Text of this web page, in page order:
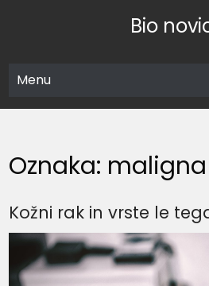
Bio
Menu
Oznaka:
Kožni rak in vrste le